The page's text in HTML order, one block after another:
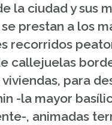
la ciudad y sus
prestan a los
recorridos
callejuelas
viviendas, para
-la mayor
, animadas